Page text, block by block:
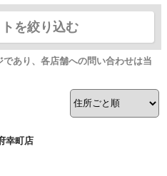
を絞り込む
あり、各店舗への問い合わせは当
幸町店